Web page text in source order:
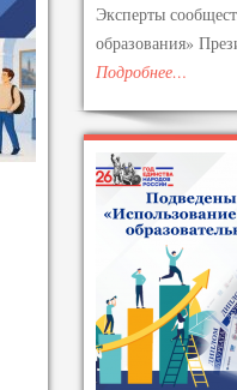
Эксперты
образования»
Подробнее…